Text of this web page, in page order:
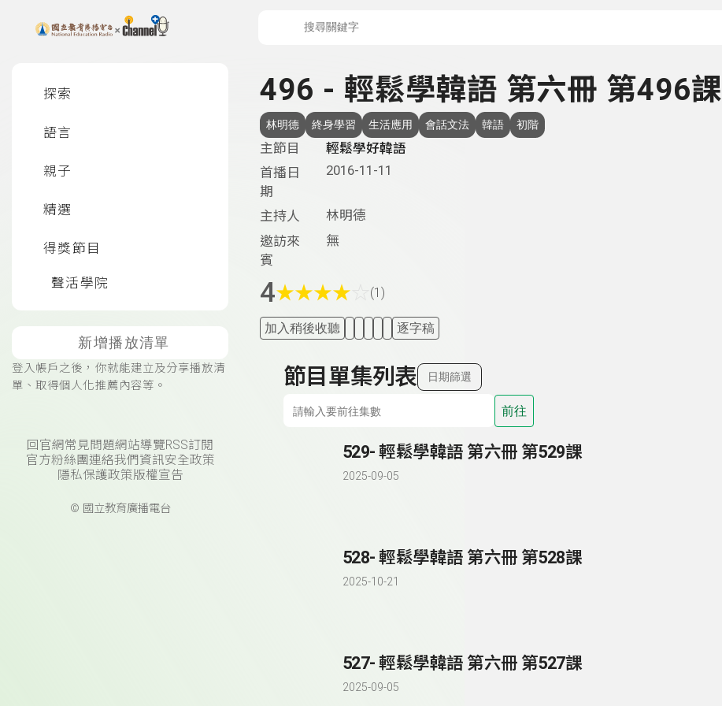
上方功能區塊
探索
語言
親子
精選
得獎節目
聲活學院
新增播放清單
登入帳戶之後，你就能建立及分享播放清
單、取得個人化推薦內容等。
回官網常見問題網站導覽RSS訂閱
官方粉絲團連絡我們 資訊安全政策
隱私保護政策版權宣告
© 國立教育廣播電台
496 - 輕鬆學韓語 第六冊 第496課
林明德 終身學習 生活應用 會話文法 韓語 初階
主節目
輕鬆學好韓語
首播日
期
2016-11-11
主持人
林明德
邀訪來
賓
無
4★★★★ (1)
加入稍後收聽 逐字稿
節目單集列表 日期篩選
前往
529- 輕鬆學韓語 第六冊 第529課
2025-09-05
528- 輕鬆學韓語 第六冊 第528課
2025-10-21
527- 輕鬆學韓語 第六冊 第527課
2025-09-05